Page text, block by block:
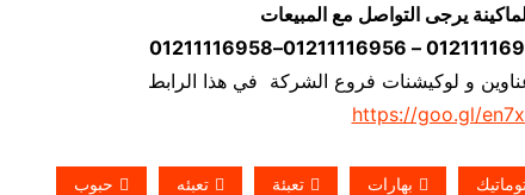
يرجى التواصل مع المبيعات
و لوكيشنات فروع الشركة في هذا الرابط
https://goo.gl/
بهارات تعبئة تعبئه حبوب